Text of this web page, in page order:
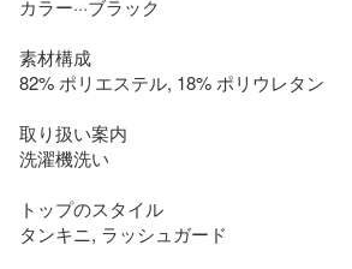
カラー···ブラック
素材構成
82% ポリエステル, 18% ポリウレタン
取り扱い案内
洗濯機洗い
トップのスタイル
タンキニ, ラッシュガード